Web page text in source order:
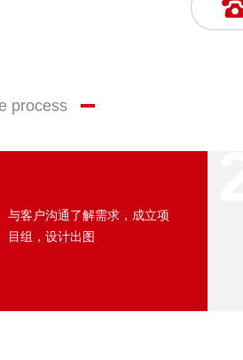
process
与客户沟通了解需求，成立项
目组，设计出图